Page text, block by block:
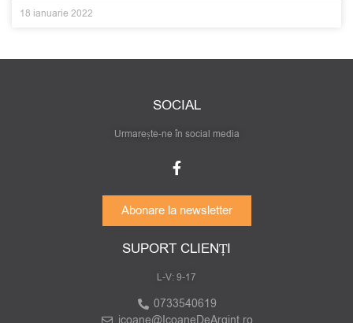
18 ianuarie 2022
SOCIAL
Urmarește-ne în social media
Abonare la newsletter
SUPORT CLIENȚI
L-V: 9-17
0733540619